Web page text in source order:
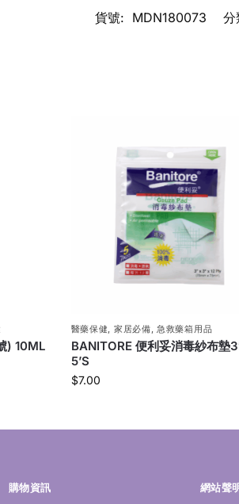
貨號: MDN180073 分
) 10ML
醫藥保健, 家居必備,急救藥箱用品
BANITORE 便利妥消毒紗布墊
5’S
$7.00
購物資訊 網站聲